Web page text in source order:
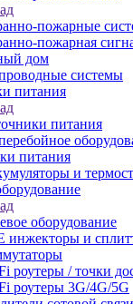
пожарные
пожарная
дом
системы
питания
питания
питания
и
оборудование
инжекторы и
роутеры / точки
роутеры 3G/4G/5G